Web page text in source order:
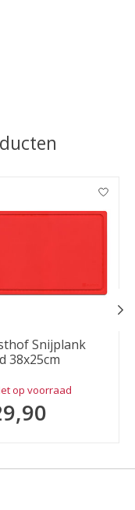
Snijplank
38x25cm
op voorraad